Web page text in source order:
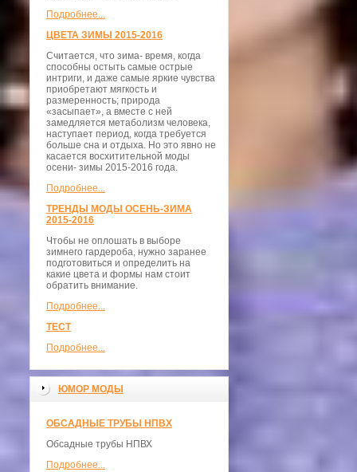
Подробнее...
ЦВЕТА ЗИМЫ 2015-2016
Считается, что зима- время, когда
способны остыть самые острые
интриги, и даже самые яркие чувства
приобретают мягкость и
размеренность; природа
«засыпает», а вместе с ней
замедляется метаболизм человека,
наступает период, когда требуется
больше сна и отдыха. Но это явно не
касается восхитительной моды
осени- зимы 2015-2016 года.
Подробнее...
ТРЕНДЫ МОДЫ ОСЕНЬ-ЗИМА
2015-2016
Чтобы не оплошать в выборе
зимнего гардероба, нужно заранее
подготовиться и определить на
какие цвета и формы нам стоит
обратить внимание.
Подробнее...
ТЕСТ
Подробнее...
ЮМОР МОДЫ
ОБСАДНЫЕ ТРУБЫ НПВХ
Обсадные трубы НПВХ
Подробнее...